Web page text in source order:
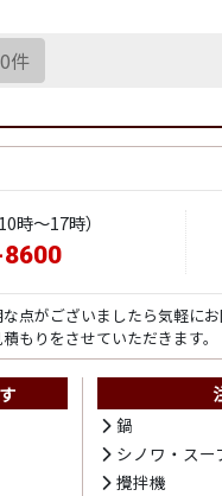
件
時～17時）
点がございましたら気軽に
もりをさせていただきます。
鍋
シノワ・スー
攪拌機